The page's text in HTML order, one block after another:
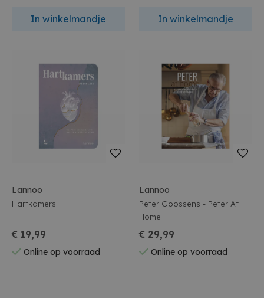
In winkelmandje In winkelmandje
Lannoo
Hartkamers
€ 19,99
Online op voorraad
Lannoo
Peter Goossens - Peter At
Home
€ 29,99
Online op voorraad